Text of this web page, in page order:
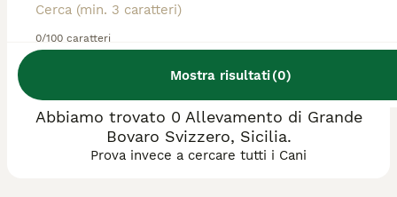
0/100 caratteri
Mostra risultati(0)
Abbiamo trovato 0 Allevamento di Grande
Bovaro Svizzero, Sicilia.
Prova invece a cercare tutti i Cani